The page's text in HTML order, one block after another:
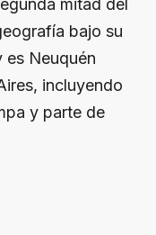
mitad del
bajo su
es Neuquén
incluyendo
y parte de